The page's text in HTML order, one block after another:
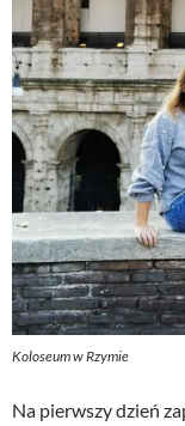
Koloseum w Rzymie
Na pierwszy dzień